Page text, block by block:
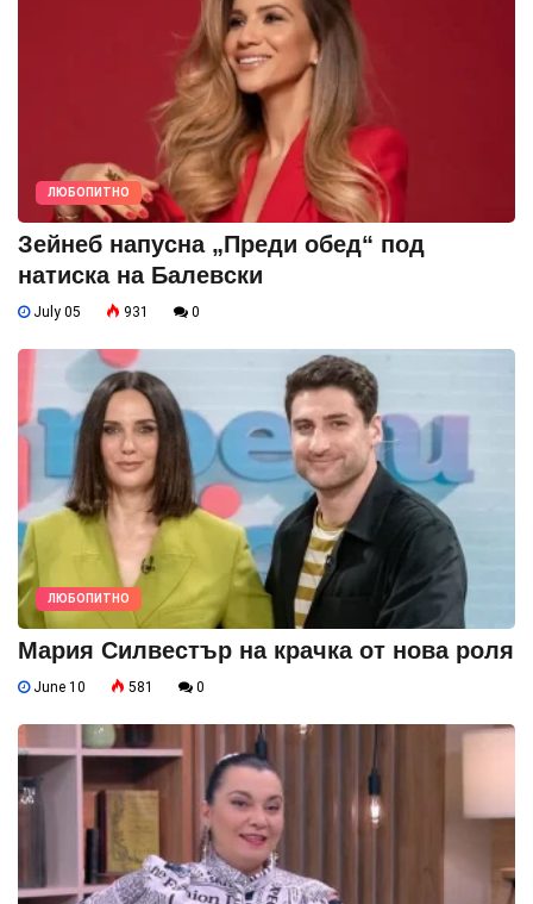
ЛЮБОПИТНО
Зейнеб напусна „Преди обед“ под
натиска на Балевски
July 05 931 0
ЛЮБОПИТНО
Мария Силвестър на крачка от нова роля
June 10 581 0